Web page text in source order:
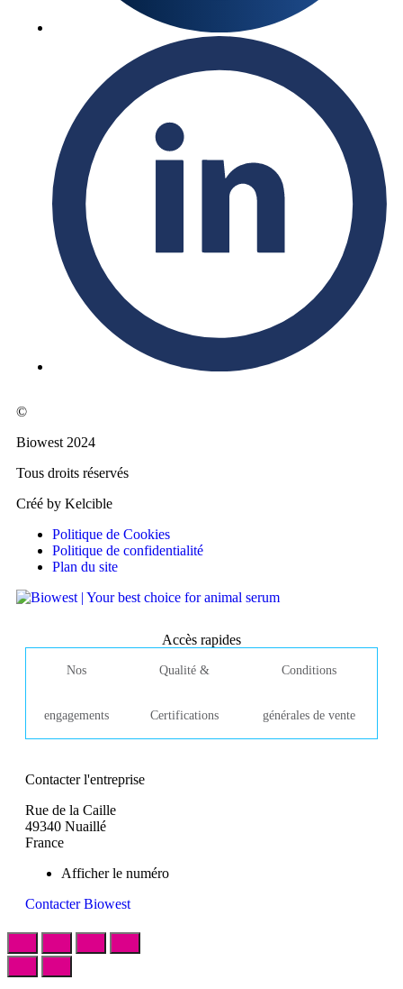
©
Biowest 2024
Tous droits réservés
Créé by Kelcible
Politique de Cookies
Politique de confidentialité
Plan du site
Accès rapides
Nos
engagements
Qualité &
Certifications
Conditions
générales de vente
Contacter l'entreprise
Rue de la Caille
49340 Nuaillé
France
Afficher le numéro
Contacter Biowest